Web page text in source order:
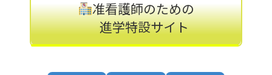
准看護師のための
進学特設サイト